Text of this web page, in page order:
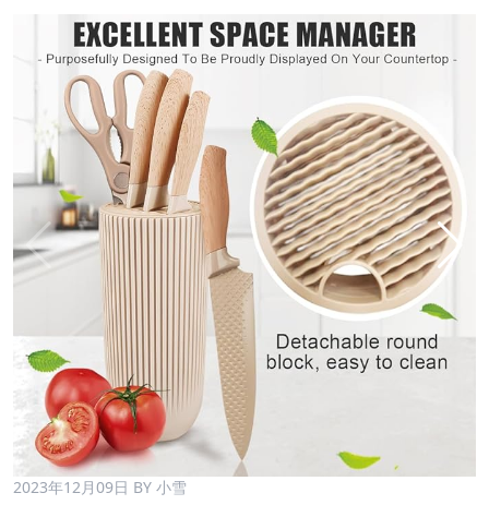
2023年12月09日 BY 小雪